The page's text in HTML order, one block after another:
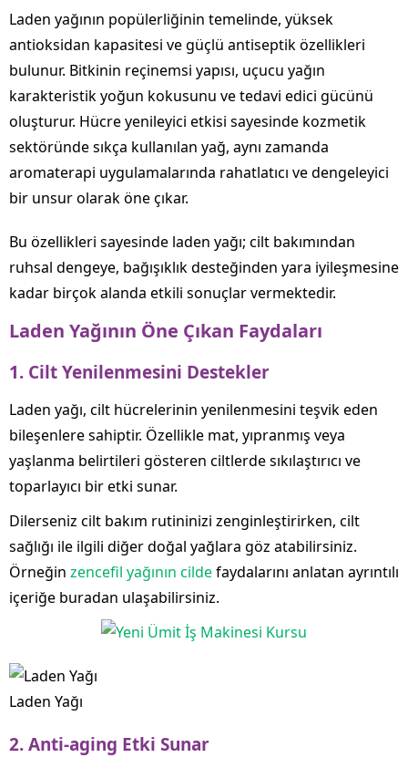
Laden yağının popülerliğinin temelinde, yüksek
antioksidan kapasitesi ve güçlü antiseptik özellikleri
bulunur. Bitkinin reçinemsi yapısı, uçucu yağın
karakteristik yoğun kokusunu ve tedavi edici gücünü
oluşturur. Hücre yenileyici etkisi sayesinde kozmetik
sektöründe sıkça kullanılan yağ, aynı zamanda
aromaterapi uygulamalarında rahatlatıcı ve dengeleyici
bir unsur olarak öne çıkar.
Bu özellikleri sayesinde laden yağı; cilt bakımından
ruhsal dengeye, bağışıklık desteğinden yara iyileşmesine
kadar birçok alanda etkili sonuçlar vermektedir.
Laden Yağının Öne Çıkan Faydaları
1. Cilt Yenilenmesini Destekler
Laden yağı, cilt hücrelerinin yenilenmesini teşvik eden
bileşenlere sahiptir. Özellikle mat, yıpranmış veya
yaşlanma belirtileri gösteren ciltlerde sıkılaştırıcı ve
toparlayıcı bir etki sunar.
Dilerseniz cilt bakım rutininizi zenginleştirirken, cilt
sağlığı ile ilgili diğer doğal yağlara göz atabilirsiniz.
Örneğin zencefil yağının cildefaydalarını anlatan ayrıntılı
içeriğe buradan ulaşabilirsiniz.
Laden Yağı
2.Anti-aging Etki Sunar